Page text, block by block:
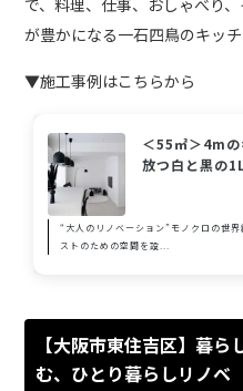
が豊かになる一石四鳥のキッチ
▼施工事例はこちらから
＜55㎡＞4mの
放つ白と黒の
“大人のリノベーション”モノクロの世
ストのための空間を設...
【大阪市東住吉区】暮
む、ひとり暮らしリノベ